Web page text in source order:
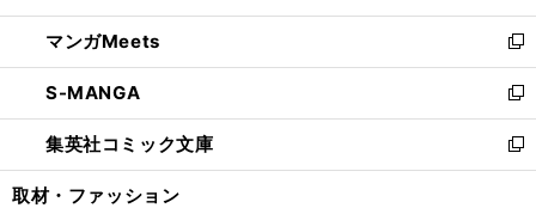
開
く
ウ
で
開
く
ン
ド
ウ
で
開
く
ウ
ィ
ン
ド
ウ
で
開
し
い
ウ
ィ
ン
ド
ウ
マンガMeets
新
し
い
ウ
ィ
ン
S-MANGA
新
し
い
ウ
集英社コミック文庫
新
し
取材・ファッション